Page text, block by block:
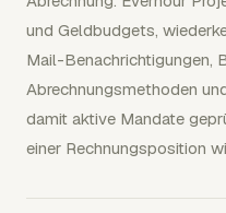
und Geldbudgets,
Mail-Benachrichtigungen,
Abrechnungsmethoden
damit aktive Mandate
einer Rechnungsposition